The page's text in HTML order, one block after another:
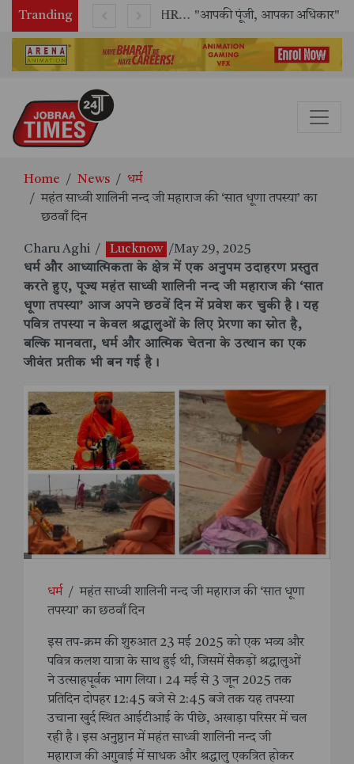
Tranding "आपकी पूंजी, आपका अधिकार" अभियान का भव्य शुभारंभ
Home News
धर्म
महंत साध्वी शालिनी नन्द जी महाराज की ‘सात धूणा तपस्या’ का
छठवाँ दिन
Charu Aghi / Lucknow /May 29, 2025
धर्म और आध्यात्मिकता के क्षेत्र में एक अनुपम उदाहरण प्रस्तुत
करते हुए, पूज्य महंत साध्वी शालिनी नन्द जी महाराज की ‘सात
धूणा तपस्या’ आज अपने छठवें दिन में प्रवेश कर चुकी है। यह
पवित्र तपस्या न केवल श्रद्धालुओं के लिए प्रेरणा का स्रोत है,
बल्कि मानवता, धर्म और आत्मिक चेतना के उत्थान का एक
जीवंत प्रतीक भी बन गई है।
धर्म / महंत साध्वी शालिनी नन्द जी महाराज की ‘सात धूणा
तपस्या’ का छठवाँ दिन
इस तप-क्रम की शुरुआत 23 मई 2025 को एक भव्य और
पवित्र कलश यात्रा के साथ हुई थी, जिसमें सैकड़ों श्रद्धालुओं
ने उत्साहपूर्वक भाग लिया। 24 मई से 3 जून 2025 तक
प्रतिदिन दोपहर 12:45 बजे से 2:45 बजे तक यह तपस्या
उचाना खुर्द स्थित आईटीआई के पीछे, अखाड़ा परिसर में चल
रही है। इस अनुष्ठान में महंत साध्वी शालिनी नन्द जी
महाराज की अगुवाई में साधक और श्रद्धालु एकत्रित होकर